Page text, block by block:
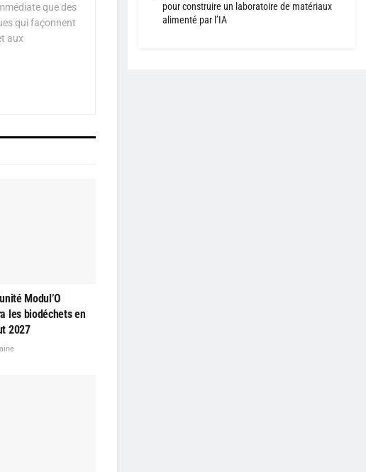
que des
qui façonnent
aux
Modul’O
les biodéchets en
2027
pour construire un laboratoire de matériaux
alimenté par l’IA